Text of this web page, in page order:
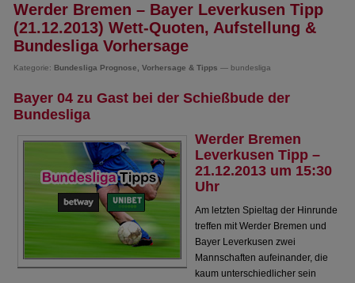
Werder Bremen – Bayer Leverkusen Tipp
(21.12.2013) Wett-Quoten, Aufstellung &
Bundesliga Vorhersage
Kategorie: Bundesliga Prognose, Vorhersage & Tipps — bundesliga
Bayer 04 zu Gast bei der Schießbude der
Bundesliga
Werder Bremen
Leverkusen Tipp –
21.12.2013 um 15:30
Uhr
Am letzten Spieltag der Hinrunde
treffen mit Werder Bremen und
Bayer Leverkusen zwei
Mannschaften aufeinander, die
kaum unterschiedlicher sein